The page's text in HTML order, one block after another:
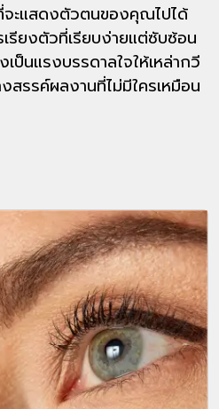
จะแสดงตัวตนของคุณไปได้
รียงตัวที่เรียบง่ายแต่ซับซ้อน
ป็นแรงบรรดาลใจให้เหล่ากวี
สรรค์ผลงานที่ไม่มีใครเหมือน